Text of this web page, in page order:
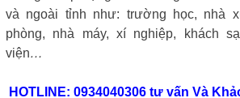
và ngoài tỉnh như: trường học, nhà
phòng, nhà máy, xí nghiệp, khách
viện…
HOTLINE: 0934040306 tư vấn Và